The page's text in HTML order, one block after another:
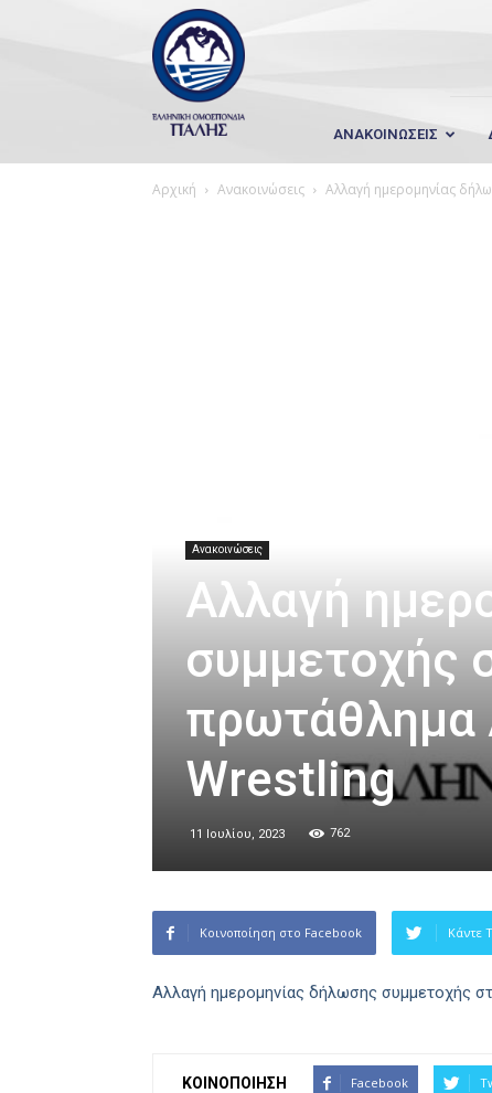
Wrestling
Hellas
ΑΝΑΚΟΙΝΩΣΕΙΣ
Αρχική Ανακοινώσεις Αλλαγή ημερομηνίας
Ανακοινώσεις
Αλλαγή
συμμετοχής
πρωτάθλημα
Wrestling
11 Ιουλίου, 2023 762
Κοινοποίηση στο Facebook Κάντε
Αλλαγή ημερομηνίας δήλωσης συμμετοχής
ΚΟΙΝΟΠΟΙΗΣΗ Facebook